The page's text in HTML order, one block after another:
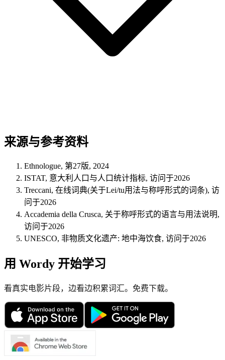
来源与参考资料
Ethnologue, 第27版, 2024
ISTAT, 意大利人口与人口统计指标, 访问于2026
Treccani, 在线词典(关于Lei/tu用法与称呼形式的词条), 访
问于2026
Accademia della Crusca, 关于称呼形式的语言与用法说明,
访问于2026
UNESCO, 非物质文化遗产: 地中海饮食, 访问于2026
用 Wordy 开始学习
看真实电影片段，边看边积累词汇。免费下载。